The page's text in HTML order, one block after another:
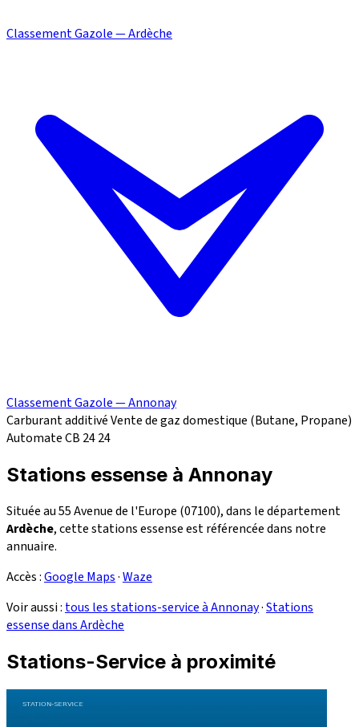
Classement Gazole — Ardèche
Classement Gazole — Annonay
Carburant additivéVente de gaz domestique (Butane, Propane)
Automate CB 2424
Stations essense à Annonay
Située au 55 Avenue de l'Europe (07100), dans le département
Ardèche, cette stations essense est référencée dans notre
annuaire.
Accès :Google Maps·Waze
Voir aussi : tous les stations-service à Annonay·Stations
essense dans Ardèche
Stations-Service à proximité